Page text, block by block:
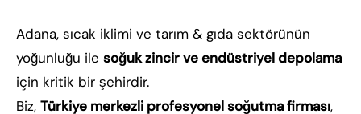
Adana, sıcak iklimi ve tarım & gıda sektörünün
yoğunluğu ile soğuk zincir ve endüstriyel depolama
için kritik bir şehirdir.
Biz, Türkiye merkezli profesyonel soğutma firması,